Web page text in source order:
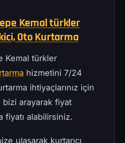
Kemal türkler
Oto Kurtarma
Kemal türkler
hizmetini 7/24
ihtiyaçlarınız için
arayarak fiyat
fiyatı alabilirsiniz.
ulaşarak kurtarıcı